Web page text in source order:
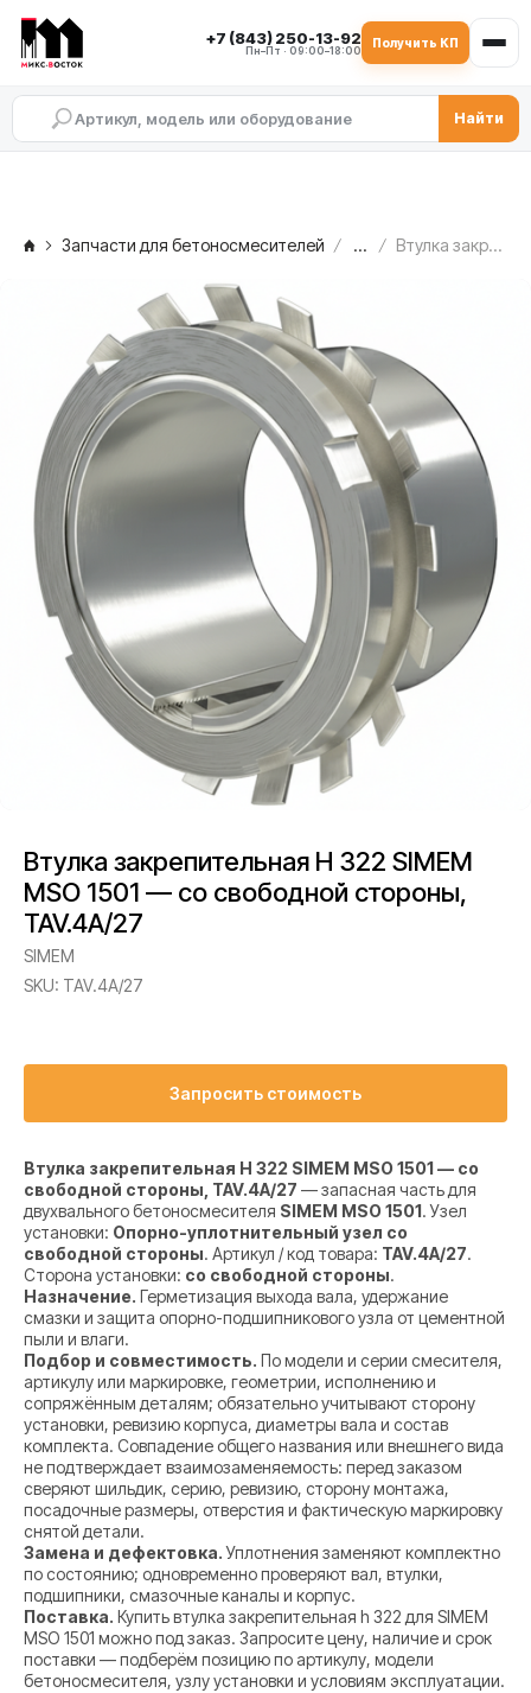
+7 (843) 250-13-92
Пн–Пт · 09:00–18:00
Получить КП
Найти
Запчасти для бетоносмесителей ... Втулка закрепительная H 322 SIMEM MSO 1501 — со свободной стороны, TAV.4A/27
Втулка закрепительная H 322 SIMEM
MSO 1501 — со свободной стороны,
TAV.4A/27
SIMEM
SKU: TAV.4A/27
Запросить стоимость
Втулка закрепительная H 322 SIMEM MSO 1501 — со
свободной стороны, TAV.4A/27 — запасная часть для
двухвального бетоносмесителя SIMEM MSO 1501. Узел
установки: Опорно-уплотнительный узел со
свободной стороны. Артикул / код товара: TAV.4A/27.
Сторона установки: со свободной стороны.
Назначение. Герметизация выхода вала, удержание
смазки и защита опорно-подшипникового узла от цементной
пыли и влаги.
Подбор и совместимость. По модели и серии смесителя,
артикулу или маркировке, геометрии, исполнению и
сопряжённым деталям; обязательно учитывают сторону
установки, ревизию корпуса, диаметры вала и состав
комплекта. Совпадение общего названия или внешнего вида
не подтверждает взаимозаменяемость: перед заказом
сверяют шильдик, серию, ревизию, сторону монтажа,
посадочные размеры, отверстия и фактическую маркировку
снятой детали.
Замена и дефектовка.Уплотнения заменяют комплектно
по состоянию; одновременно проверяют вал, втулки,
подшипники, смазочные каналы и корпус.
Поставка. Купить втулка закрепительная h 322 для SIMEM
MSO 1501 можно под заказ. Запросите цену, наличие и срок
поставки — подберём позицию по артикулу, модели
бетоносмесителя, узлу установки и условиям эксплуатации.